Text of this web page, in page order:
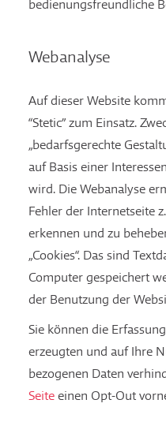
bedienungsfreundliche
Webanalyse
Auf dieser Website
“Stetic” zum Einsatz.
„bedarfsgerechte
auf Basis einer
wird. Die Webanalyse
Fehler der Internetseite
erkennen und zu
„Cookies“. Das sind
Computer gespeichert
der Benutzung der
Sie können die
erzeugten und auf Ihre
bezogenen Daten
Seiteeinen Opt-Out